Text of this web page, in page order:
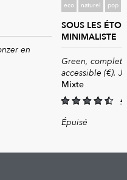
en
eco naturel pop
SOUS LES
MINIMALISTE
Green, complet,
accessible (€).
Mixte
4.50
5
4
Épuisé